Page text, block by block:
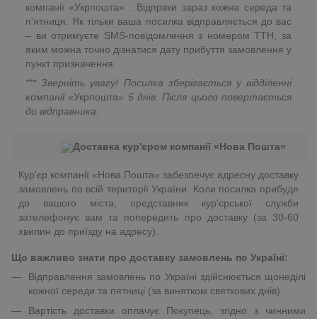
компанії «Укрпошта» . Відпрвки зараз кожна середа та
п'ятниця. Як тільки ваша посилка відправляється до вас
– ви отримуєте SMS-повідомлення з номером ТТН, за
яким можна точно дізнатися дату прибуття замовлення у
пункт призначення.
*** Зверніть увагу! Посилка зберігається у відділенні
компанії «Укрпошта» 5 днів. Після цього повертається
до відправника.
Доставка кур'єром компанії «Нова Пошта»
Кур'єр компанії «Нова Пошта» забезпечує адресну доставку
замовлень по всій території України. Коли посилка прибуде
до вашого міста, представник кур'єрської служби
зателефонує вам та попередить про доставку (за 30-60
хвилин до приїзду на адресу).
Що важливо знати про доставку замовлень по Україні:
Відправлення замовлень по Україні здійснюється щонеділі
кожної середи та пятниці (за винятком святкових днів).
Вартість доставки оплачує Покупець, згідно з чинними